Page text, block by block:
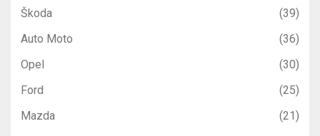
Škoda
(39)
Auto Moto
(36)
Opel
(30)
Ford
(25)
Mazda
(21)